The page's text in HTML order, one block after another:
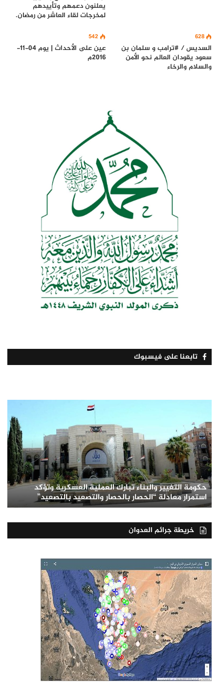
يعلنون دعمهم وتأييدهم
لمخرجات لقاء العاشر من رمضان.
628
السديس / #ترامب و سلمان بن
سعود يقودان العالم نحو الأمن
والسلام والرخاء
542
عين على الأحداث | يوم 04-11-
2016م
تابعنا على فيسبوك
حكومة التغيير والبناء تبارك العملية العسكرية وتؤكد
استمرار معادلة “الحصار بالحصار والتصعيد بالتصعيد”
خريطة جرائم العدوان